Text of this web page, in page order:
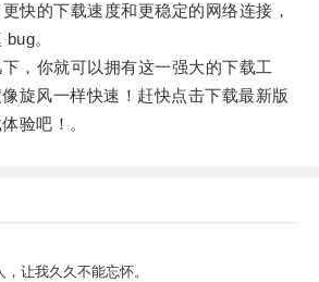
的下载速度和更稳定的网络连接，
。
你就可以拥有这一强大的下载工
旋风一样快速！赶快点击下载最新版
验吧！。
让我久久不能忘怀。